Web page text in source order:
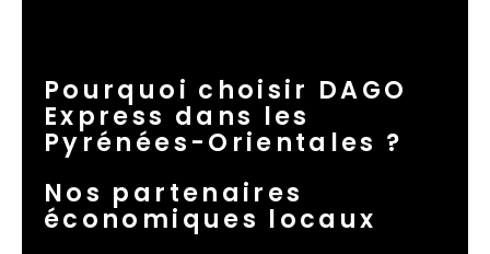
Pourquoi choisir DAGO
Express dans les
Pyrénées-Orientales ?
Nos partenaires
économiques locaux